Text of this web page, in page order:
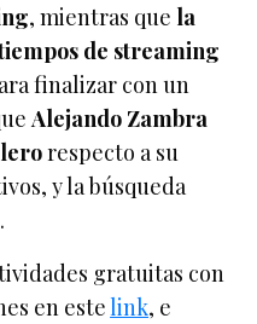
, mientras que la
de streaming
finalizar con un
Alejando Zambra
respecto a su
y la búsqueda
gratuitas con
en estelink, e